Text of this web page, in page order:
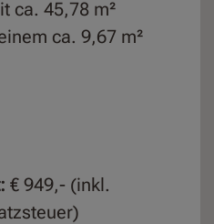
ca. 45,78 m²
ca. 9,67 m²
€ 949,- (inkl.